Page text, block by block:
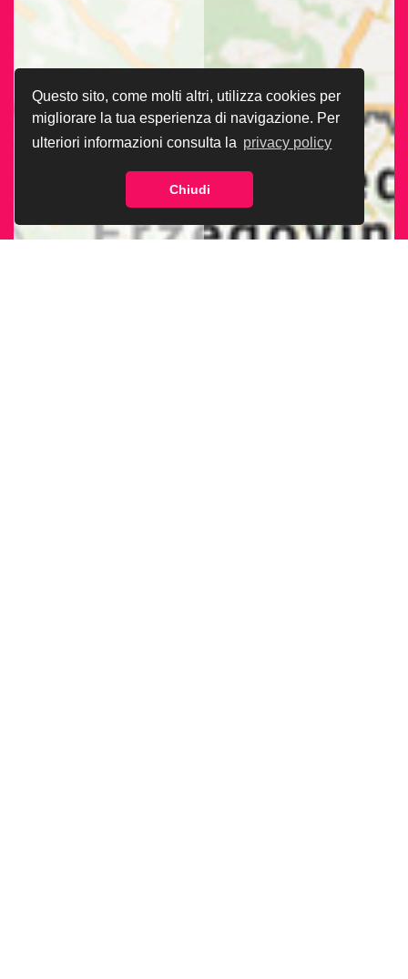
Questo sito, come molti altri, utilizza cookies per
migliorare la tua esperienza di navigazione. Per
ulteriori informazioni consulta la privacy policy
Chiudi